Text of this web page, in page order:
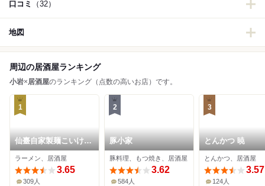
口コミ （32）
地図
周辺の居酒屋ランキング
小岩×居酒屋のランキング（点数の高いお店）です。
1
仙臺自家製麺こいけ屋
分店 綠栽
ラーメン、居酒屋
3.65
309人
2
豚小家
豚料理、もつ焼き、居酒屋
3.62
584人
3
とんかつ 暁
とんかつ、居酒屋
3.57
124人